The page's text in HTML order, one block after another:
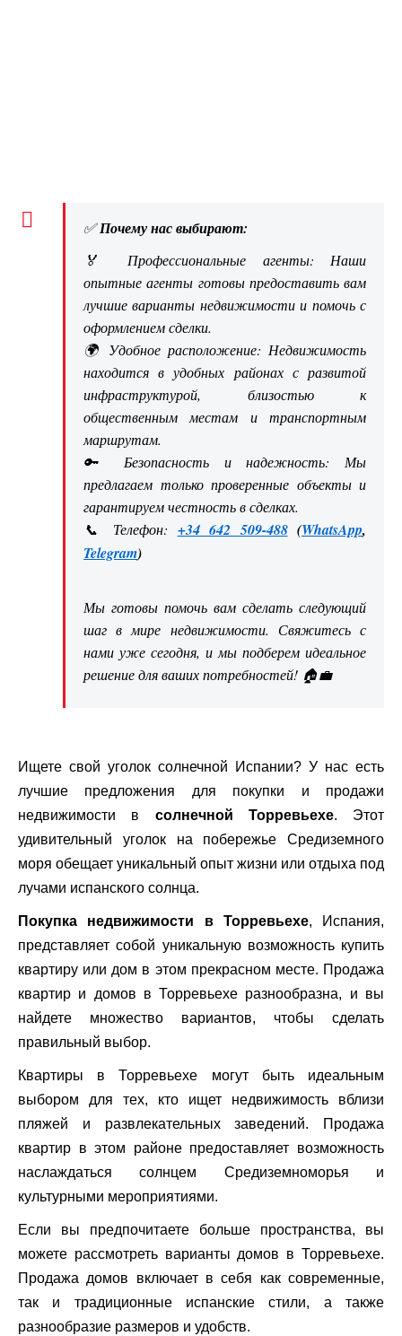
✅Почему нас выбирают:
🏅 Профессиональные агенты: Наши
опытные агенты готовы предоставить вам
лучшие варианты недвижимости и помочь с
оформлением сделки.
🌍 Удобное расположение: Недвижимость
находится в удобных районах с развитой
инфраструктурой, близостью к
общественным местам и транспортным
маршрутам.
🔑 Безопасность и надежность: Мы
предлагаем только проверенные объекты и
гарантируем честность в сделках.
📞 Телефон: +34 642 509-488(WhatsApp,
Telegram)
Мы готовы помочь вам сделать следующий
шаг в мире недвижимости. Свяжитесь с
нами уже сегодня, и мы подберем идеальное
решение для ваших потребностей! 🏠💼
Ищете свой уголок солнечной Испании? У нас есть
лучшие предложения для покупки и продажи
недвижимости в солнечной Торревьехе. Этот
удивительный уголок на побережье Средиземного
моря обещает уникальный опыт жизни или отдыха под
лучами испанского солнца.
Покупка недвижимости в Торревьехе, Испания,
представляет собой уникальную возможность купить
квартиру или дом в этом прекрасном месте. Продажа
квартир и домов в Торревьехе разнообразна, и вы
найдете множество вариантов, чтобы сделать
правильный выбор.
Квартиры в Торревьехе могут быть идеальным
выбором для тех, кто ищет недвижимость вблизи
пляжей и развлекательных заведений. Продажа
квартир в этом районе предоставляет возможность
наслаждаться солнцем Средиземноморья и
культурными мероприятиями.
Если вы предпочитаете больше пространства, вы
можете рассмотреть варианты домов в Торревьехе.
Продажа домов включает в себя как современные,
так и традиционные испанские стили, а также
разнообразие размеров и удобств.